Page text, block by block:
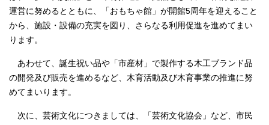
運営に努めるとともに、「おもちゃ館」が開館5周年を迎えること
から、施設・設備の充実を図り、さらなる利用促進を進めてまい
ります。
あわせて、誕生祝い品や「市産材」で製作する木工ブランド品
の開発及び販売を進めるなど、木育活動及び木育事業の推進に努
めてまいります。
次に、芸術文化につきましては、「芸術文化協会」など、市民